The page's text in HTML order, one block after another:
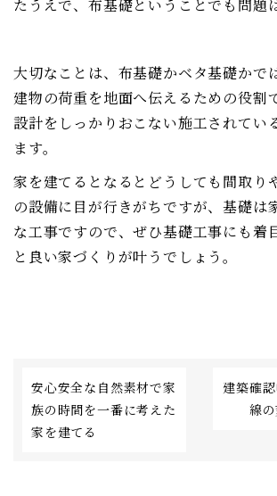
たうえで、布基礎ということでも問題
大切なことは、布基礎かベタ基礎かで
建物の荷重を地面へ伝えるための役割
設計をしっかりおこない施工されてい
ます。
家を建てるとなるとどうしても間取り
の設備に目が行きがちですが、基礎は
な工事ですので、ぜひ基礎工事にも着
と良い家づくりが叶うでしょう。
安心安全な自然素材で家
族の時間を一番に考えた
家を建てる
建築確
線